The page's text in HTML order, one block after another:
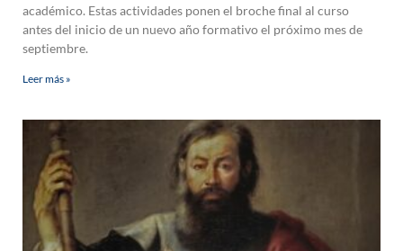
académico. Estas actividades ponen el broche final al curso
antes del inicio de un nuevo año formativo el próximo mes de
septiembre.
Leer más »